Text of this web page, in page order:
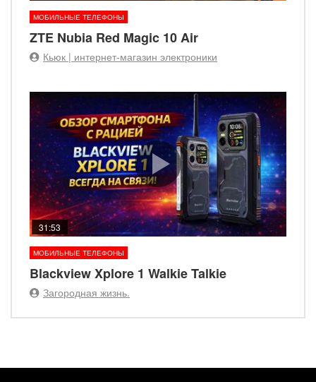
МОБИЛЬНЫЕ ТЕЛЕФОНЫ
ZTE Nubia Red Magic 10 Air
Кьюк | интернет-магазин электроники
31:53
МОБИЛЬНЫЕ ТЕЛЕФОНЫ
Blackview Xplore 1 Walkie Talkie
Загородная жизнь.